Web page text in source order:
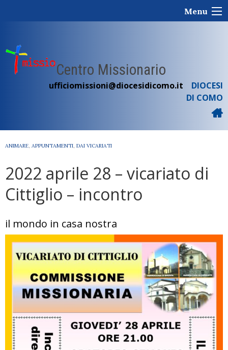
Menu
Centro Missionario
ufficiomissioni@diocesidicomo.it
DIOCESI
DI COMO
ANIMARE, APPUNTAMENTI, DAI VICARIATI
2022 aprile 28 – vicariato di
Cittiglio – incontro
il mondo in casa nostra